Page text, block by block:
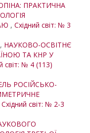
ПРАКТИЧНА
, Східний світ: № 3
НАУКОВО-ОСВІТНЄ
ТА КНР У
світ: № 4 (113)
РОСІЙСЬКО-
Східний світ: № 2-3